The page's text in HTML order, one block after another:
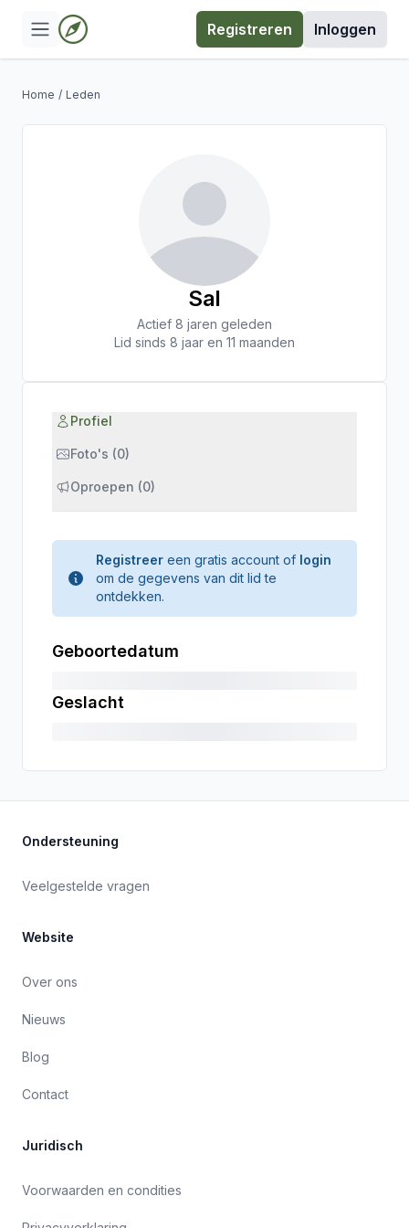
Registreren Inloggen
Home / Leden
Sal
Actief 8 jaren geleden
Lid sinds 8 jaar en 11 maanden
Profiel
Foto's (0)
Oproepen (0)
Registreer een gratis account of login
om de gegevens van dit lid te
ontdekken.
Geboortedatum
Geslacht
Ondersteuning
Veelgestelde vragen
Website
Over ons
Nieuws
Blog
Contact
Juridisch
Voorwaarden en condities